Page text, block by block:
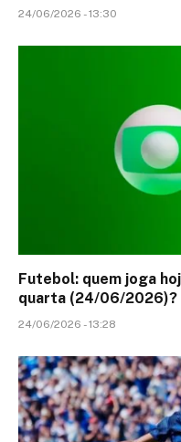
24/06/2026 - 13:30
Futebol: quem joga
quarta (24/06/2026)?
24/06/2026 - 13:28